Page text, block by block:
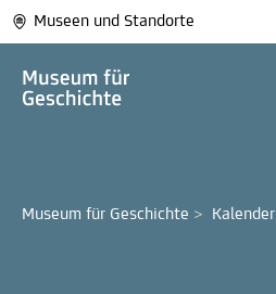
Museen und Standorte
Museum für Geschichte > Kalender